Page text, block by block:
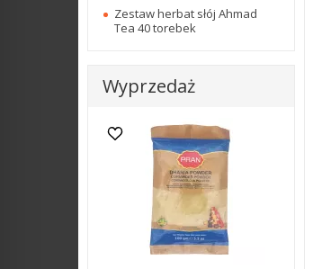
Zestaw herbat słój Ahmad
Tea 40 torebek
Wyprzedaż